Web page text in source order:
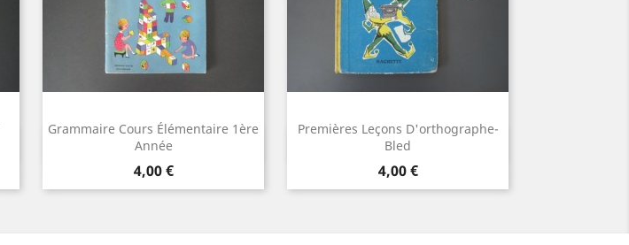
Grammaire Cours Élémentaire 1ère
Année
Prix
4,00 €
Aperçu rapide
Premières Leçons D'orthographe-
Bled
Prix
4,00 €
Aperçu rapide